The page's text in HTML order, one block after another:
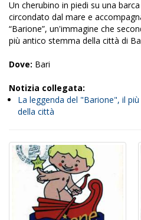
Un cherubino in piedi su una
circondato dal mare e
“Barione”, un'immagine che
più antico stemma della città di
Dove: Bari
Notizia collegata:
La leggenda del "Barione", il
della città